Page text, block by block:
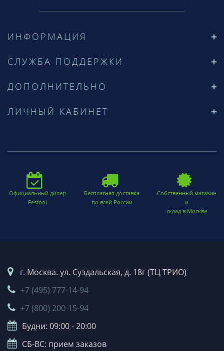
ИНФОРМАЦИЯ
СЛУЖБА ПОДДЕРЖКИ
ДОПОЛНИТЕЛЬНО
ЛИЧНЫЙ КАБИНЕТ
Официальный дилер
Festool
Бесплатная доставка
по всей России
Собственный магазин
и
склад в Москве
г. Москва. ул. Суздальская, д. 18г (ТЦ ТРИО)
+7 (495) 777-14-94
+7 (800) 200-15-94
Будни: 09:00 - 20:00
СБ-ВС: прием заказов